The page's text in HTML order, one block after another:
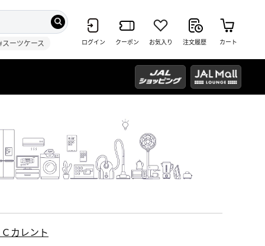
スーツケース ログイン クーポン お気入り 注文履歴 カート
カレント